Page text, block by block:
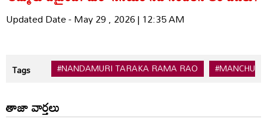
Updated Date - May 29 , 2026 | 12:35 AM
Tags #NANDAMURI TARAKA RAMA RAO #MANCHU
తాజా వార్తలు